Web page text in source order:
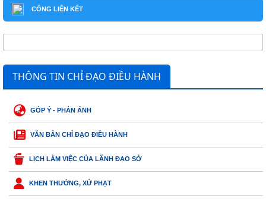
CỔNG LIÊN KẾT
THÔNG TIN CHỈ ĐẠO ĐIỀU HÀNH
GÓP Ý - PHẢN ÁNH
VĂN BẢN CHỈ ĐẠO ĐIỀU HÀNH
LỊCH LÀM VIỆC CỦA LÃNH ĐẠO SỞ
KHEN THƯỞNG, XỬ PHẠT